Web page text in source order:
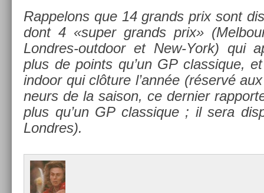
Rap­pelons que 14 grands prix sont
dont 4 «super grands prix»
Londres-outdoor et New-York) qui
plus de points qu’un GP clas­sique,
in­door qui clôture l’année (réservé
neurs de la saison, ce de­rni­er
plus qu’un GP clas­sique ; il sera
Londres).